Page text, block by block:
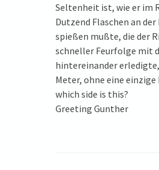
Seltenheit ist, wie er im
Dutzend Flaschen an
spießen mußte, die der
schneller Feurfolge mit
hintereinander
Meter, ohne eine einzige
which side is this?
Greeting Gunther